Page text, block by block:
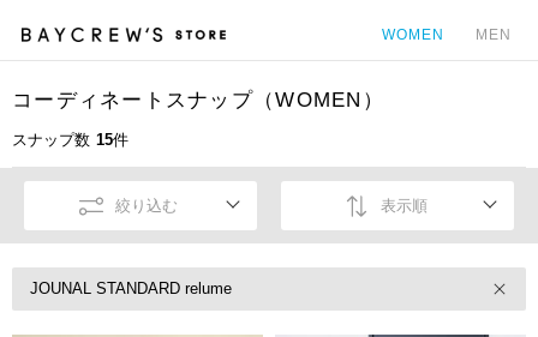
WOMEN MEN
コーディネートスナップ（WOMEN）
スナップ数 15件
絞り込む 表示順
JOUNAL STANDARD relume